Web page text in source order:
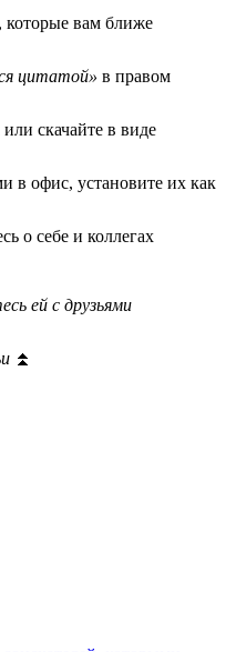
которые вам ближе
цитатой» в правом
скачайте в виде
в офис, установите их как
о себе и коллегах
ей с друзьями
⏫